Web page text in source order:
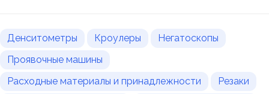
Денситометры Кроулеры
Негатоскопы
Проявочные машины
Расходные материалы и принадлежности
Резаки